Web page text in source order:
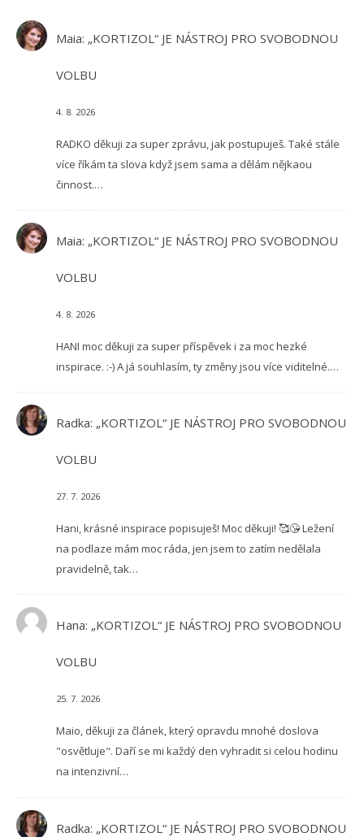
Maia: „KORTIZOL“ JE NÁSTROJ PRO SVOBODNOU
VOLBU
4. 8. 2026
RADKO děkuji za super zprávu, jak postupuješ. Také stále
více říkám ta slova když jsem sama a dělám nějkaou
činnost.…
Maia: „KORTIZOL“ JE NÁSTROJ PRO SVOBODNOU
VOLBU
4. 8. 2026
HANI moc děkuji za super příspěvek i za moc hezké
inspirace. :-) A já souhlasím, ty změny jsou více viditelné.…
Radka: „KORTIZOL“ JE NÁSTROJ PRO SVOBODNOU
VOLBU
27. 7. 2026
Hani, krásné inspirace popisuješ! Moc děkuji! 🥰😘 Ležení
na podlaze mám moc ráda, jen jsem to zatím nedělala
pravidelně, tak…
Hana: „KORTIZOL“ JE NÁSTROJ PRO SVOBODNOU
VOLBU
25. 7. 2026
Maio, děkuji za článek, který opravdu mnohé doslova
"osvětluje". Daří se mi každý den vyhradit si celou hodinu
na intenzivní…
Radka: „KORTIZOL“ JE NÁSTROJ PRO SVOBODNOU